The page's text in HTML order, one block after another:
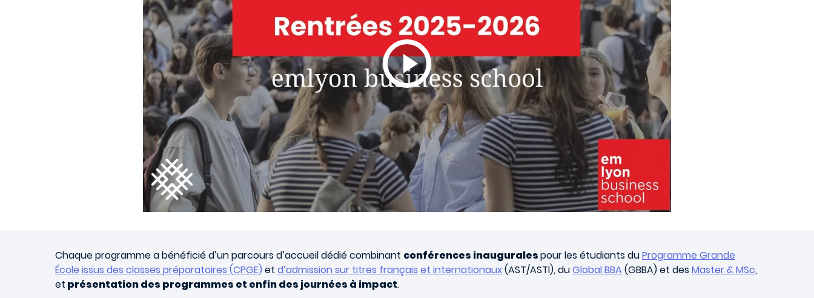
Chaque programme a bénéficié d’un parcours d’accueil dédié combinant conférences inauguralespour les étudiants duProgramme Grande
École issus des classes préparatoires (CPGE) et d’admission sur titres français et internationaux(AST/ASTI), duGlobal BBA (GBBA) et desMaster & MSc,
et présentation des programmes et enfin des journées à impact.